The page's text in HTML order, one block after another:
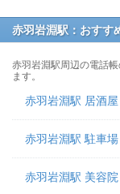
赤羽岩淵駅：おすす
赤羽岩淵駅周辺の電話
ます。
赤羽岩淵駅 居酒
赤羽岩淵駅 駐車
赤羽岩淵駅 美容